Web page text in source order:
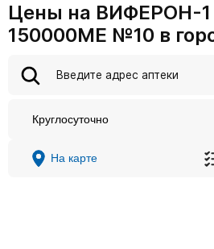
Цены на ВИФЕРОН-
150000МЕ №10 в
Круглосуточно
На карте